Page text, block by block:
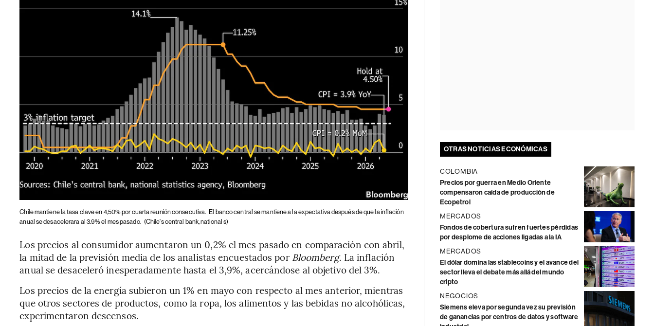
Chile mantiene la tasa clave en 4,50% por cuarta reunión consecutiva. El banco central se mantiene a la expectativa después de que la inflación
anual se desacelerara al 3.9% el mes pasado. (Chile's central bank, national s)
Los precios al consumidor aumentaron un 0,2% el mes pasado en comparación con abril,
la mitad de la previsión media de los analistas encuestados por Bloomberg. La inflación
anual se desaceleró inesperadamente hasta el 3,9%, acercándose al objetivo del 3%.
Los precios de la energía subieron un 1% en mayo con respecto al mes anterior, mientras
que otros sectores de productos, como la ropa, los alimentos y las bebidas no alcohólicas,
experimentaron descensos.
OTRAS NOTICIAS ECONÓMICAS
COLOMBIA
Precios por guerra en Medio Oriente
compensaron caída de producción de
Ecopetrol
MERCADOS
Fondos de cobertura sufren fuertes pérdidas
por desplome de acciones ligadas a la IA
MERCADOS
El dólar domina las stablecoins y el avance del
sector lleva el debate más allá del mundo
cripto
NEGOCIOS
Siemens eleva por segunda vez su previsión
de ganancias por centros de datos y software